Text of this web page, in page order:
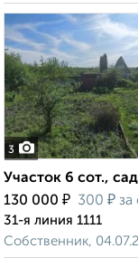
3
Участок 6 сот.,
130 000 ₽ 300 ₽ за
31-я линия 1111
Собственник,